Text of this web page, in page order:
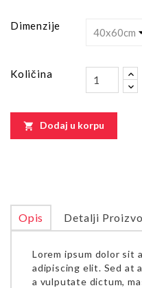
Dimenzije
Količina
 Dodaj u korpu
Opis Detalji
Lorem ipsum dolor sit
adipiscing elit. Sed at
a vulputate dictum,